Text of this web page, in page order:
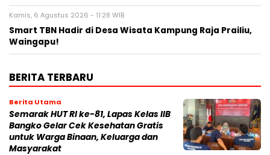
Kamis, 6 Agustus 2026 - 11:28 WIB
Smart TBN Hadir di Desa Wisata Kampung Raja Prailiu,
Waingapu!
BERITA TERBARU
Berita Utama
Semarak HUT RI ke-81, Lapas Kelas IIB
Bangko Gelar Cek Kesehatan Gratis
untuk Warga Binaan, Keluarga dan
Masyarakat